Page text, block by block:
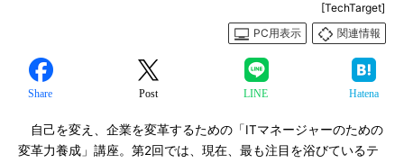
[TechTarget]
PC用表示
関連情報
Share Post LINE Hatena
自己を変え、企業を変革するための「ITマネージャーのための
変革力養成」講座。第2回では、現在、最も注目を浴びているテ